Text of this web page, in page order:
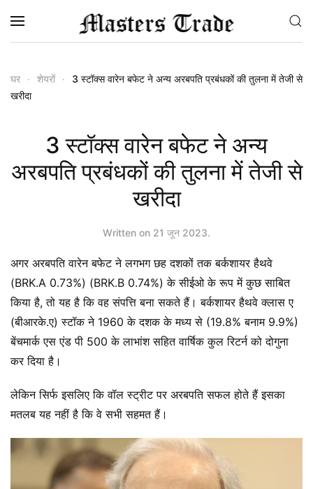
Skip to main content
घर शेयरों
3 स्टॉक्स वारेन बफेट ने अन्य अरबपति प्रबंधकों की तुलना में तेजी से
खरीदा
3 स्टॉक्स वारेन बफेट ने अन्य
अरबपति प्रबंधकों की तुलना में तेजी से
खरीदा
Written on 21 जून 2023.
अगर अरबपति वारेन बफेट ने लगभग छह दशकों तक बर्कशायर हैथवे
(BRK.A 0.73%) (BRK.B 0.74%) के सीईओ के रूप में कुछ साबित
किया है, तो यह है कि वह संपत्ति बना सकते हैं। बर्कशायर हैथवे क्लास ए
(बीआरके.ए) स्टॉक ने 1960 के दशक के मध्य से (19.8% बनाम 9.9%)
बेंचमार्क एस एंड पी 500 के लाभांश सहित वार्षिक कुल रिटर्न को दोगुना
कर दिया है।
लेकिन सिर्फ इसलिए कि वॉल स्ट्रीट पर अरबपति सफल होते हैं इसका
मतलब यह नहीं है कि वे सभी सहमत हैं।